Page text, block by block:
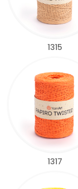
1315
1317